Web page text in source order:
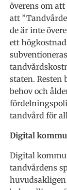
överens om
att
de är inte
ett
staten. Resten
behov och
tandvård för
Digital
Digital
tandvårdens